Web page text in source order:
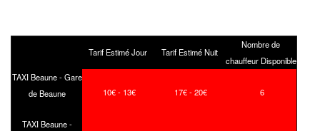
Tarif Estimé Jour Tarif Estimé Nuit
Nombre de
chauffeur Disponible
TAXI Beaune - Gare
de Beaune
10€ - 13€ 17€ - 20€ 6
TAXI Beaune -